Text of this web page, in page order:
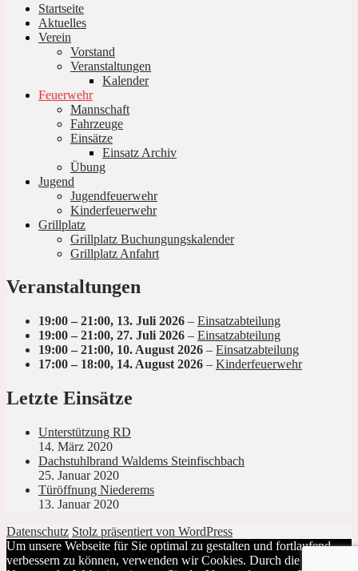
Startseite
Aktuelles
Verein
Vorstand
Veranstaltungen
Kalender
Feuerwehr
Mannschaft
Fahrzeuge
Einsätze
Einsatz Archiv
Übung
Jugend
Jugendfeuerwehr
Kinderfeuerwehr
Grillplatz
Grillplatz Buchungungskalender
Grillplatz Anfahrt
Veranstaltungen
19:00 – 21:00, 13. Juli 2026 – Einsatzabteilung
19:00 – 21:00, 27. Juli 2026 – Einsatzabteilung
19:00 – 21:00, 10. August 2026 – Einsatzabteilung
17:00 – 18:00, 14. August 2026 – Kinderfeuerwehr
Letzte Einsätze
Unterstützung RD
14. März 2020
Dachstuhlbrand Waldems Steinfischbach
25. Januar 2020
Türöffnung Niederems
13. Januar 2020
Datenschutz Stolz präsentiert von WordPress
Um unsere Webseite für Sie optimal zu gestalten und fortlaufend
verbessern zu können, verwenden wir Cookies. Durch die weitere